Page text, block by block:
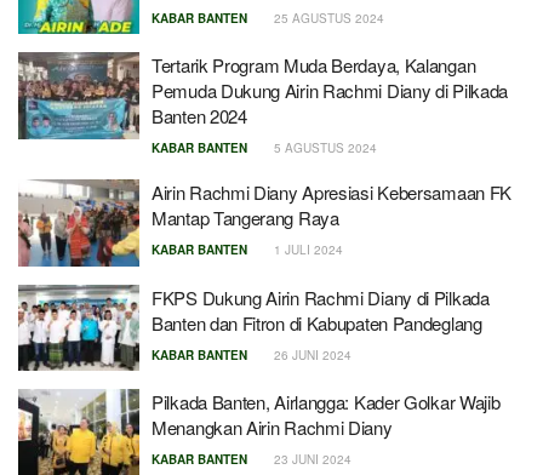
KABAR BANTEN 25 AGUSTUS 2024
Tertarik Program Muda Berdaya, Kalangan
Pemuda Dukung Airin Rachmi Diany di Pilkada
Banten 2024
KABAR BANTEN 5 AGUSTUS 2024
Airin Rachmi Diany Apresiasi Kebersamaan FK
Mantap Tangerang Raya
KABAR BANTEN 1 JULI 2024
FKPS Dukung Airin Rachmi Diany di Pilkada
Banten dan Fitron di Kabupaten Pandeglang
KABAR BANTEN 26 JUNI 2024
Pilkada Banten, Airlangga: Kader Golkar Wajib
Menangkan Airin Rachmi Diany
KABAR BANTEN 23 JUNI 2024